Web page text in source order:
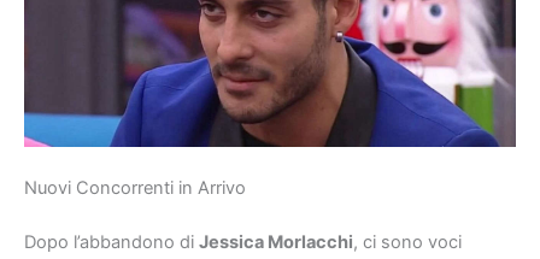
Nuovi Concorrenti in Arrivo
Dopo l’abbandono di Jessica Morlacchi, ci sono voci